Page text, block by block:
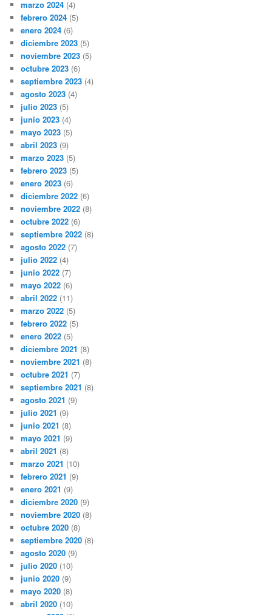
marzo 2024 (4)
febrero 2024 (5)
enero 2024 (6)
diciembre 2023 (5)
noviembre 2023 (5)
octubre 2023 (6)
septiembre 2023 (4)
agosto 2023 (4)
julio 2023 (5)
junio 2023 (4)
mayo 2023 (5)
abril 2023 (9)
marzo 2023 (5)
febrero 2023 (5)
enero 2023 (6)
diciembre 2022 (6)
noviembre 2022 (8)
octubre 2022 (6)
septiembre 2022 (8)
agosto 2022 (7)
julio 2022 (4)
junio 2022 (7)
mayo 2022 (6)
abril 2022 (11)
marzo 2022 (5)
febrero 2022 (5)
enero 2022 (5)
diciembre 2021 (8)
noviembre 2021 (8)
octubre 2021 (7)
septiembre 2021 (8)
agosto 2021 (9)
julio 2021 (9)
junio 2021 (8)
mayo 2021 (9)
abril 2021 (8)
marzo 2021 (10)
febrero 2021 (9)
enero 2021 (9)
diciembre 2020 (9)
noviembre 2020 (8)
octubre 2020 (8)
septiembre 2020 (8)
agosto 2020 (9)
julio 2020 (10)
junio 2020 (9)
mayo 2020 (8)
abril 2020 (10)